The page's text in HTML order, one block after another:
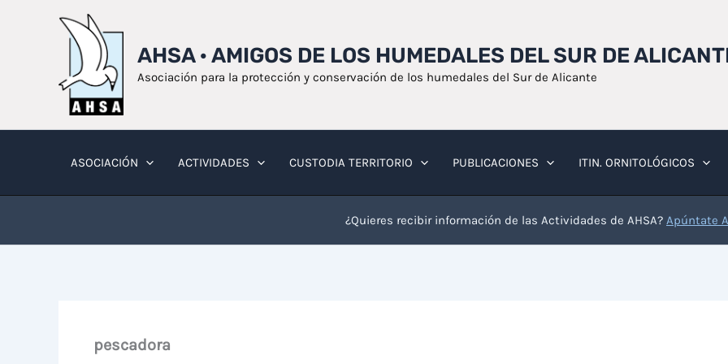
AHSA · AMIGOS DE LOS HUMEDALES DEL SUR DE
Asociación para la protección y conservación de los humedales del Sur de Alicante
ASOCIACIÓN ACTIVIDADES CUSTODIA TERRITORIO PUBLICACIONES ITIN. ORNITOLÓGICOS
¿Quieres recibir información de las Actividades de AHSA? Apúntate
pescadora